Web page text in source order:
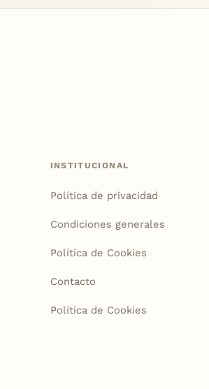
INSTITUCIONAL
Política de privacidad
Condiciones generales
Política de Cookies
Contacto
Política de Cookies